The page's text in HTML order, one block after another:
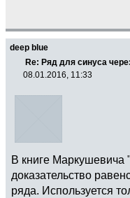
deep blue
Re: Ряд для синуса
08.01.2016, 11:33
В книге Маркушевича
доказательство
ряда. Используется